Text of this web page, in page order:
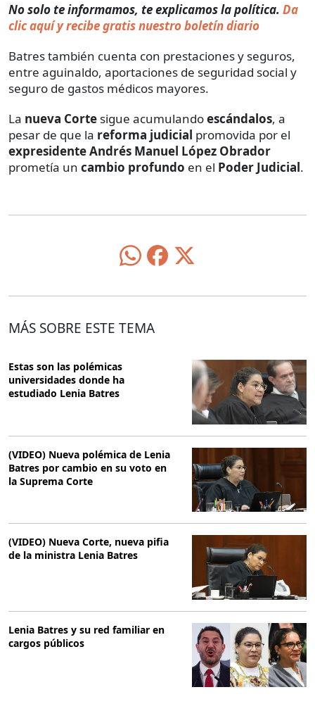
No solo te informamos, te explicamos la política. Da
clic aquí y recibe gratis nuestro boletín diario
Batres también cuenta con prestaciones y seguros,
entre aguinaldo, aportaciones de seguridad social y
seguro de gastos médicos mayores.
La nueva Corte sigue acumulandoescándalos, a
pesar de que la reforma judicial promovida por el
expresidente Andrés Manuel López Obrador
prometía un cambio profundo en el Poder Judicial.
MÁS SOBRE ESTE TEMA
Estas son las polémicas
universidades donde ha
estudiado Lenia Batres
(VIDEO) Nueva polémica de Lenia
Batres por cambio en su voto en
la Suprema Corte
(VIDEO) Nueva Corte, nueva pifia
de la ministra Lenia Batres
Lenia Batres y su red familiar en
cargos públicos